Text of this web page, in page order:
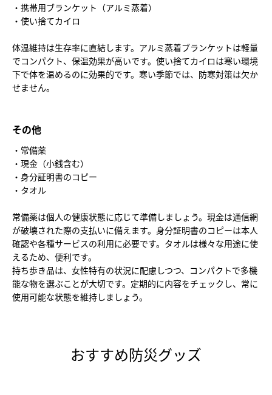
・携帯用ブランケット（アルミ蒸着）
・使い捨てカイロ
体温維持は生存率に直結します。アルミ蒸着ブランケットは軽量
でコンパクト、保温効果が高いです。使い捨てカイロは寒い環境
下で体を温めるのに効果的です。寒い季節では、防寒対策は欠か
せません。
その他
・常備薬
・現金（小銭含む）
・身分証明書のコピー
・タオル
常備薬は個人の健康状態に応じて準備しましょう。現金は通信網
が破壊された際の支払いに備えます。身分証明書のコピーは本人
確認や各種サービスの利用に必要です。タオルは様々な用途に使
えるため、便利です。
持ち歩き品は、女性特有の状況に配慮しつつ、コンパクトで多機
能な物を選ぶことが大切です。定期的に内容をチェックし、常に
使用可能な状態を維持しましょう。
おすすめ防災グッズ